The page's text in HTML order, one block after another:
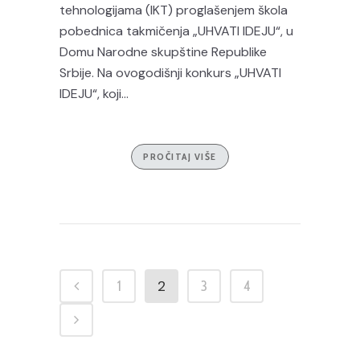
tehnologijama (IKT) proglašenjem škola
pobednica takmičenja „UHVATI IDEJU“, u
Domu Narodne skupštine Republike
Srbije. Na ovogodišnji konkurs „UHVATI
IDEJU“, koji...
PROČITAJ VIŠE
1 2 3 4